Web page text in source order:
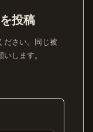
投稿
ださい。同じ被
します。